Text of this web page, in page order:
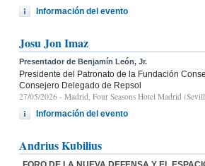
Información del evento
Josu Jon Imaz
Presentador de Benjamín León, Jr.
Presidente del Patronato de la Fundación
Consejero Delegado de Repsol
27/05/2026 - Madrid, Four Seasons Hotel Madrid
Información del evento
Andrius Kubilius